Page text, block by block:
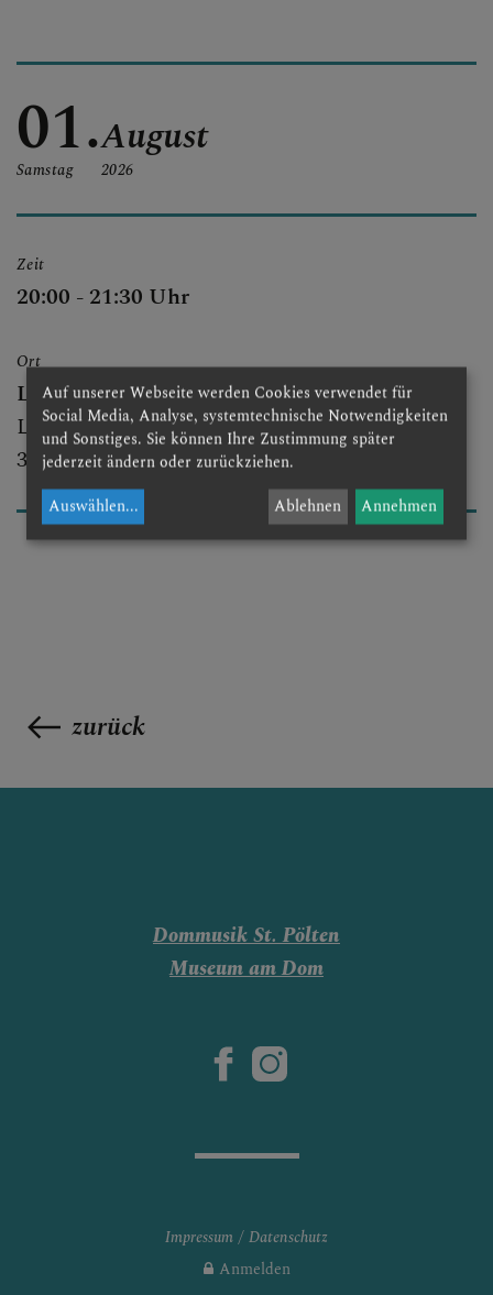
PFARRLICHE GRUPPEN
DOM AKTUELL
GLAUBENSVERTIEFUNG
DOMKIRCHE
01.
Samstag
August
2026
Zeit
20:00 - 21:30 Uhr
Ort
Landhauskapelle
Landhausplatz 1, Haus 1A
3100 St. Pölten
zurück
Dommusik St. Pölten
Museum am Dom
Impressum
Datenschutz
Anmelden
Auf unserer Webseite werden Cookies verwendet für
Social Media, Analyse, systemtechnische Notwendigkeiten
und Sonstiges. Sie können Ihre Zustimmung später
jederzeit ändern oder zurückziehen.
Auswählen... Ablehnen Annehmen